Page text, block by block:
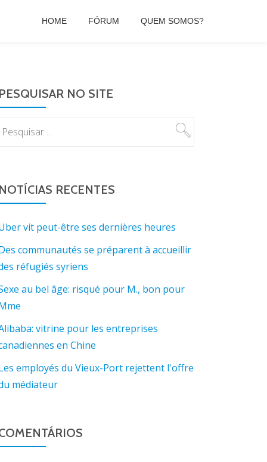
HOME FÓRUM QUEM SOMOS?
NO SITE
RECENTES
vit peut-être ses dernières heures
communautés se préparent à accueillir
réfugiés syriens
au bel âge: risqué pour M., bon pour
vitrine pour les entreprises
en Chine
employés du Vieux-Port rejettent l'offre
médiateur